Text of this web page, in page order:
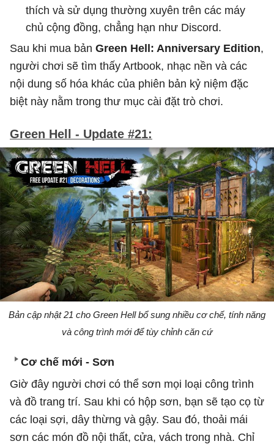
thích và sử dụng thường xuyên trên các máy
chủ cộng đồng, chẳng hạn như Discord.
Sau khi mua bản Green Hell: Anniversary Edition,
người chơi sẽ tìm thấy Artbook, nhạc nền và các
nội dung số hóa khác của phiên bản kỷ niệm đặc
biệt này nằm trong thư mục cài đặt trò chơi.
Green Hell - Update #21:
Bản cập nhật 21 cho Green Hell bổ sung nhiều cơ chế, tính năng
và công trình mới để tùy chỉnh căn cứ
Cơ chế mới - Sơn
Giờ đây người chơi có thể sơn mọi loại công trình
và đồ trang trí. Sau khi có hộp sơn, bạn sẽ tạo cọ từ
các loại sợi, dây thừng và gậy. Sau đó, thoải mái
sơn các món đồ nội thất, cửa, vách trong nhà. Chỉ